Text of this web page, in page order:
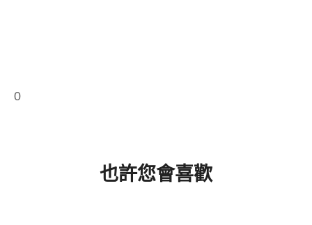
0
也許您會喜歡